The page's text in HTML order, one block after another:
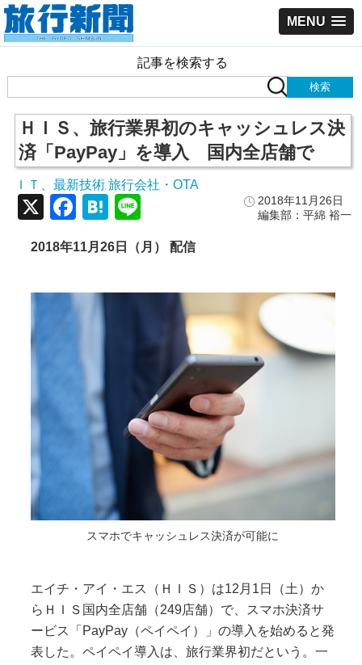
MENU
記事を検索する
ＨＩＳ、旅行業界初のキャッシュレス決
済「PayPay」を導入 国内全店舗で
ＩＴ、最新技術 旅行会社・OTA
2018年11月26日
編集部：平綿 裕一
X Facebook
Hatena
2018年11月26日（月） 配信
スマホでキャッシュレス決済が可能に
エイチ・アイ・エス（ＨＩＳ）は12月1日（土）か
らＨＩＳ国内全店舗（249店舗）で、スマホ決済サ
ービス「PayPay（ペイペイ）」の導入を始めると発
表した。ペイペイ導入は、旅行業界初だという。一